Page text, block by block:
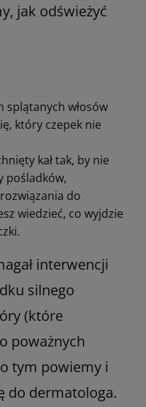
jak odświeżyć
splątanych włosów
który czepek nie
kał tak, by nie
pośladków,
do
wiedzieć, co wyjdzie
interwencji
silnego
(które
poważnych
tym powiemy i
do dermatologa.